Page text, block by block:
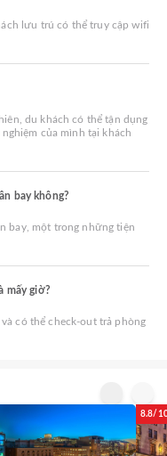
lưu trú có thể truy cập wifi
du khách có thể tận dụng
của mình tại khách
bay không?
bay, một trong những tiện
mấy giờ?
có thể check-out trả phòng
8.8/